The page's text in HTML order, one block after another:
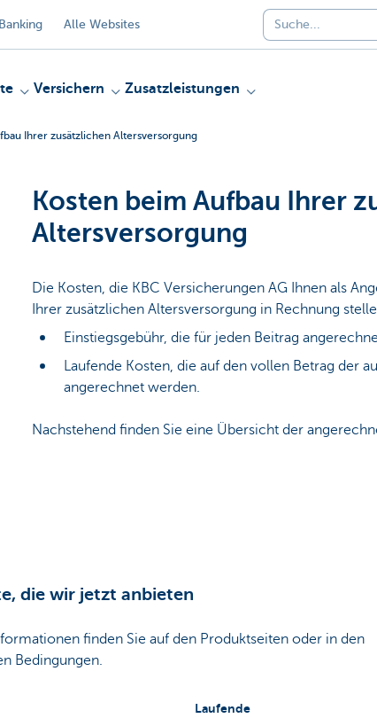
Alle Websites
Versichern Zusatzleistungen
Ihrer zusätzlichen Altersversorgung
Kosten beim Aufbau Ihrer
Altersversorgung
Die Kosten, die KBC Versicherungen AG Ihnen als
Ihrer zusätzlichen Altersversorgung in Rechnung
Einstiegsgebühr, die für jeden Beitrag
Laufende Kosten, die auf den vollen Betrag der
angerechnet werden.
Nachstehend finden Sie eine Übersicht der
die wir jetzt anbieten
finden Sie auf den Produktseiten oder in den
Bedingungen.
Laufende